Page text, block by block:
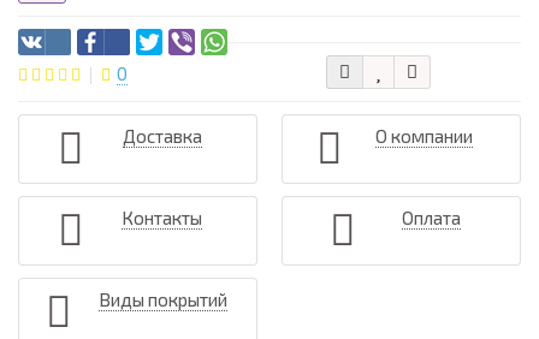
0
Доставка О компании
Контакты Оплата
Виды покрытий